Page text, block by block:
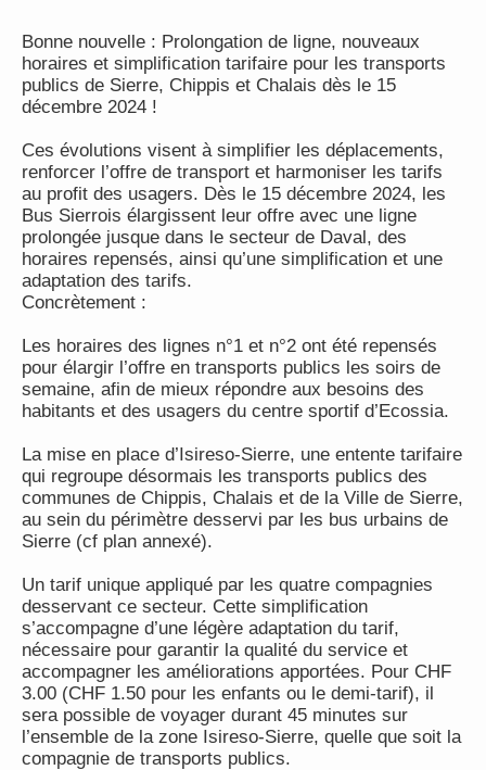
Bonne nouvelle : Prolongation de ligne, nouveaux
horaires et simplification tarifaire pour les transports
publics de Sierre, Chippis et Chalais dès le 15
décembre 2024 !
Ces évolutions visent à simplifier les déplacements,
renforcer l’offre de transport et harmoniser les tarifs
au profit des usagers. Dès le 15 décembre 2024, les
Bus Sierrois élargissent leur offre avec une ligne
prolongée jusque dans le secteur de Daval, des
horaires repensés, ainsi qu’une simplification et une
adaptation des tarifs.
Concrètement :
Les horaires des lignes n°1 et n°2 ont été repensés
pour élargir l’offre en transports publics les soirs de
semaine, afin de mieux répondre aux besoins des
habitants et des usagers du centre sportif d’Ecossia.
La mise en place d’Isireso-Sierre, une entente tarifaire
qui regroupe désormais les transports publics des
communes de Chippis, Chalais et de la Ville de Sierre,
au sein du périmètre desservi par les bus urbains de
Sierre (cf plan annexé).
Un tarif unique appliqué par les quatre compagnies
desservant ce secteur. Cette simplification
s’accompagne d’une légère adaptation du tarif,
nécessaire pour garantir la qualité du service et
accompagner les améliorations apportées. Pour CHF
3.00 (CHF 1.50 pour les enfants ou le demi-tarif), il
sera possible de voyager durant 45 minutes sur
l’ensemble de la zone Isireso-Sierre, quelle que soit la
compagnie de transports publics.